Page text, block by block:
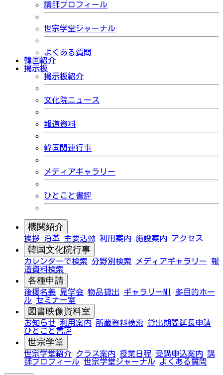
講師プロフィール
世宗学堂ジャーナル
よくある質問
韓国紹介
掲示板
掲示板紹介
文化院ニュース
報道資料
韓国関連行事
メディアギャラリー
ひとこと書評
機関紹介
挨拶 沿革 主要活動 利用案内 施設案内 アクセス
韓国文化院行事
カレンダーで検索 分野別検索 メディアギャラリー 報
道資料検索
各種申請
後援名義 見学会 物品貸出 ギャラリーMI
多目的ホー
ル セミナー室
図書映像資料室
お知らせ 利用案内 所蔵資料検索
貸出期間延長申請
ひとこと書評
世宗学堂
世宗学堂紹介 クラス案内 授業日程 受講申込案内 講
師プロフィール 世宗学堂ジャーナル よくある質問